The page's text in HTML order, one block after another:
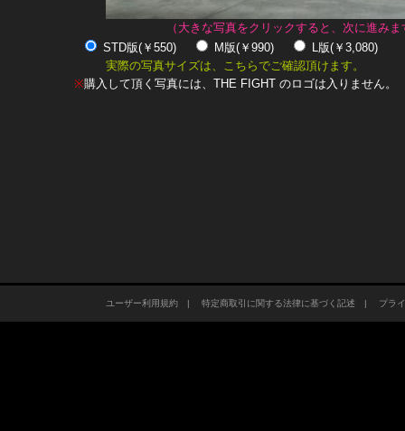
（大きな写真をクリックすると、次に進みま
STD版(￥550)
M版(￥990)
L版(￥3,080)
実際の写真サイズは、こちらでご確認頂けます。
※購入して頂く写真には、THE FIGHT のロゴは入りません。
ユーザー利用規約| 特定商取引に関する法律に基づく記述 | プラ